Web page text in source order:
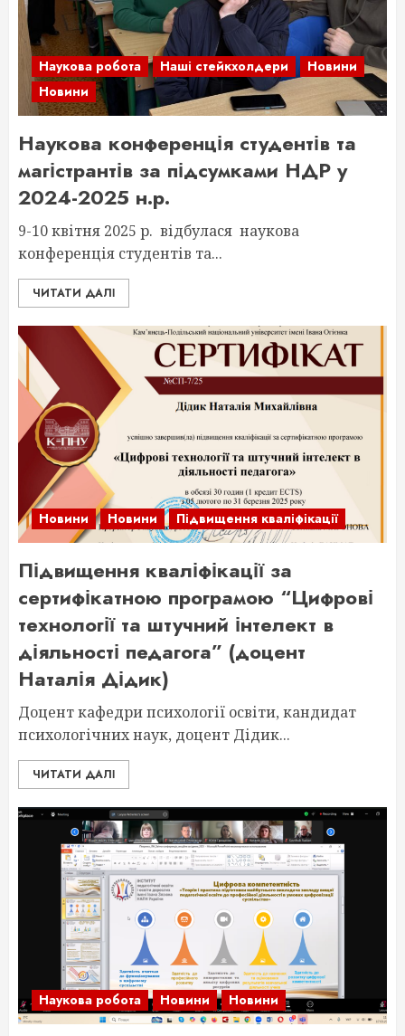
Наукова робота Наші стейкхолдери
Новини
Новини
Наукова конференція студентів та
магістрантів за підсумками НДР у
2024-2025 н.р.
9-10 квітня 2025 р. відбулася наукова
конференція студентів та...
ЧИТАТИ ДАЛІ
Новини Новини Підвищення кваліфікації
Підвищення кваліфікації за
сертифікатною програмою “Цифрові
технології та штучний інтелект в
діяльності педагога” (доцент
Наталія Дідик)
Доцент кафедри психології освіти, кандидат
психологічних наук, доцент Дідик...
ЧИТАТИ ДАЛІ
Наукова робота Новини Новини